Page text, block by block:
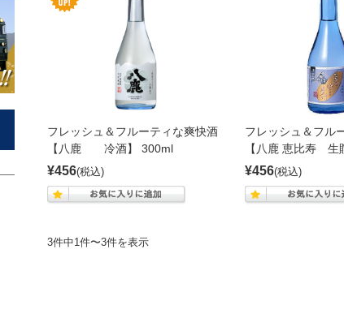
フレッシュ＆フルーティな爽快酒
【八鹿 冷酒】 300ml
¥456(税込)
フレッシュ＆フル
【八鹿 恵比寿 生
¥456(税込)
3件中1件〜3件を表示